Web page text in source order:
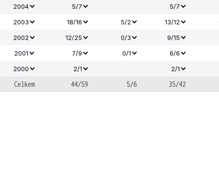
2004 5/7 -
5/7
2003
18/16 5/2 13/12
2002
12/25 0/3 9/15
2001
7/9 0/1
6/6
2000
2/1 - 2/1
Celkem 44/59 5/6 35/42